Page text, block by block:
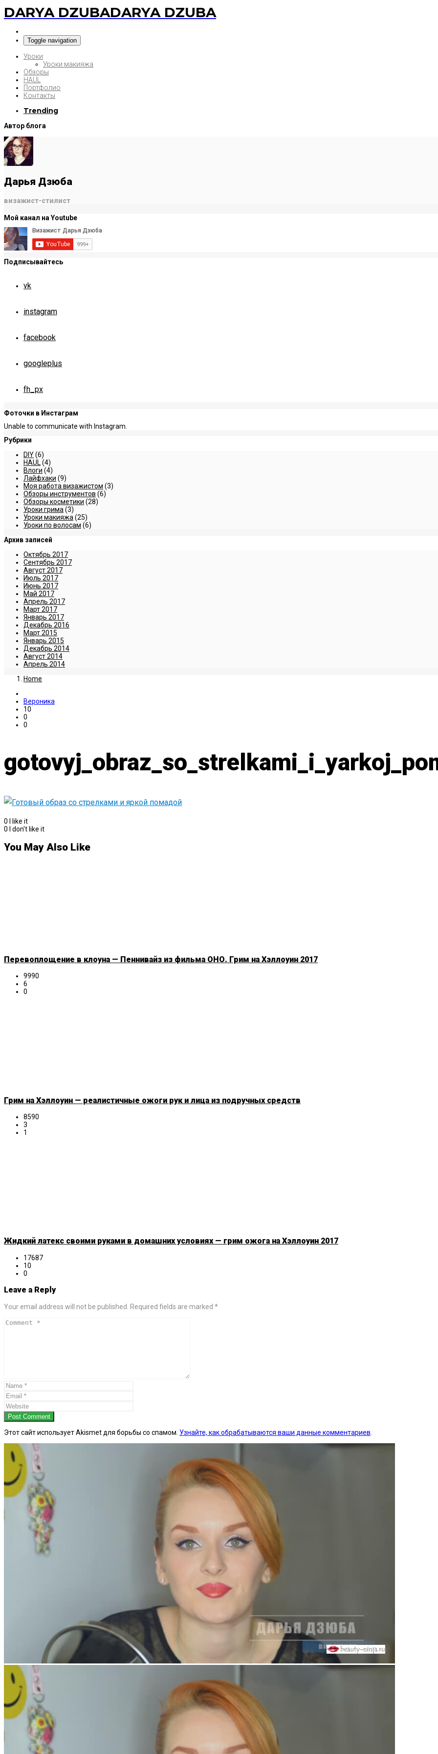
DARYA DZUBADARYA DZUBA
Toggle navigation
Уроки
Уроки макияжа
Обзоры
HAUL
Портфолио
Контакты
Trending
Автор блога
Дарья Дзюба
визажист-стилист
Мой канал на Youtube
Подписывайтесь
vk
instagram
facebook
googleplus
fh_px
Фоточки в Инстаграм
Unable to communicate with Instagram.
Рубрики
DIY(6)
HAUL (4)
Влоги (4)
Лайфхаки (9)
Моя работа визажистом (3)
Обзоры инструментов (6)
Обзоры косметики (28)
Уроки грима (3)
Уроки макияжа (25)
Уроки по волосам (6)
Архив записей
Октябрь 2017
Сентябрь 2017
Август 2017
Июль 2017
Июнь 2017
Май 2017
Апрель 2017
Март 2017
Январь 2017
Декабрь 2016
Март 2015
Январь 2015
Декабрь 2014
Август 2014
Апрель 2014
Home
Вероника
10
0
0
0
I like it
0
I don't like it
You May Also Like
Перевоплощение в клоуна — Пеннивайз из фильма ОНО. Грим на Хэллоуин 2017
9990
6
0
Грим на Хэллоуин — реалистичные ожоги рук и лица из подручных средств
8590
3
1
Жидкий латекс своими руками в домашних условиях — грим ожога на Хэллоуин 2017
17687
10
0
Leave a Reply
Your email address will not be published. Required fields are marked *
Post Comment
Этот сайт использует Akismet для борьбы со спамом. Узнайте, как обрабатываются ваши данные комментариев